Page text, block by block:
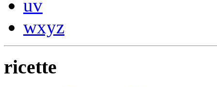
uv
wxyz
ricette